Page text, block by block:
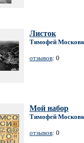
Листок
Тимофей
отзывов: 0
Мой набор
Тимофей
отзывов: 0